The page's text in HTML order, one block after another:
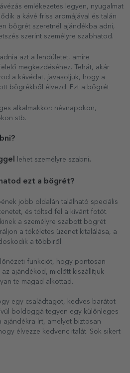
emlékezetes legyen, nyugalmat
a kávé friss aromájával és talán
bögrét szeretnél ajándékba adni,
szerint személyre szabhatod.
azt a lendületet, amire
megkezdéséhez. Tehát, akár
a kávédat, javasoljuk, hogy a
bögrékből élvezd. Ezt a bögrét
alkalmakkor: névnapokon,
stb.
lehet személyre szabni.
ezt a bögrét?
jobb oldalán található speciális
és töltsd fel a kívánt fotót.
a személyre szabott bögrét
a tökéletes üzenet kitalálása, a
a többiről.
funkciót, hogy pontosan
ajándékod, mielőtt kiszállítjuk
te magad alkottad.
egy családtagot, kedves barátot
boldoggá tegyen egy különleges
ajándékra írt, amelyet biztosan
élvezze kedvenc italát. Sok sikert